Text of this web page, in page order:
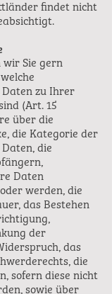
findet nicht
wir Sie gern
Daten zu Ihrer
(Art. 15
über die
die Kategorie der
die
Daten
werden, die
das Bestehen
der
das
die
sofern diese nicht
sowie über